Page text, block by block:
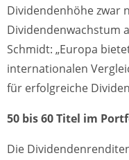
Dividendenhöhe zwar
Dividendenwachstum
Schmidt: „Europa
internationalen
für erfolgreiche
50 bis 60 Titel im
Die